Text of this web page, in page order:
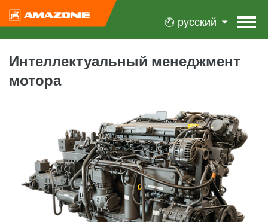
русский
Интеллектуальный менеджмент
мотора